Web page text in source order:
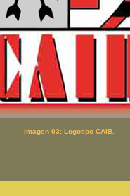
Imagen 03: Logotipo CAIB.